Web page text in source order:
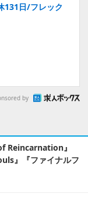
131日/フレック
by
Reincarnation』
』『ファイナルフ